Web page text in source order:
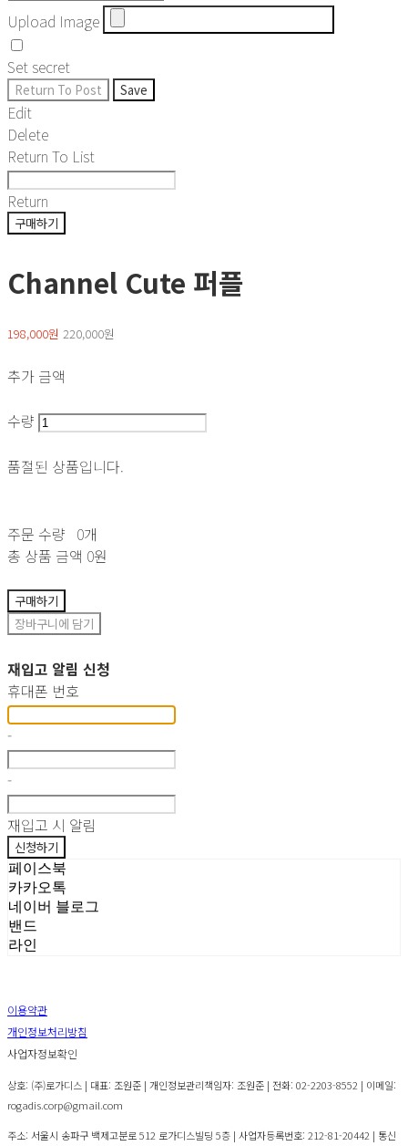
Upload Image
Set secret
Return To Post Save
Edit
Delete
Return To List
Return
구매하기
Channel Cute 퍼플
198,000원 220,000원
추가 금액
수량
품절된 상품입니다.
주문 수량 0개
총 상품 금액 0원
구매하기
장바구니에 담기
재입고 알림 신청
휴대폰 번호
-
-
재입고 시 알림
신청하기
페이스북
카카오톡
네이버 블로그
밴드
라인
이용약관
개인정보처리방침
사업자정보확인
상호: (주)로가디스 | 대표: 조원준 | 개인정보관리책임자: 조원준 | 전화: 02-2203-8552 | 이메일:
rogadis.corp@gmail.com
주소: 서울시 송파구 백제고분로 512 로가디스빌딩 5층 | 사업자등록번호: 212-81-20442 | 통신